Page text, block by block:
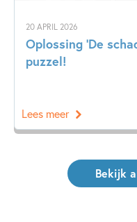
20 APRIL 2026
Oplossing ‘De
puzzel!
Lees meer
Bekijk